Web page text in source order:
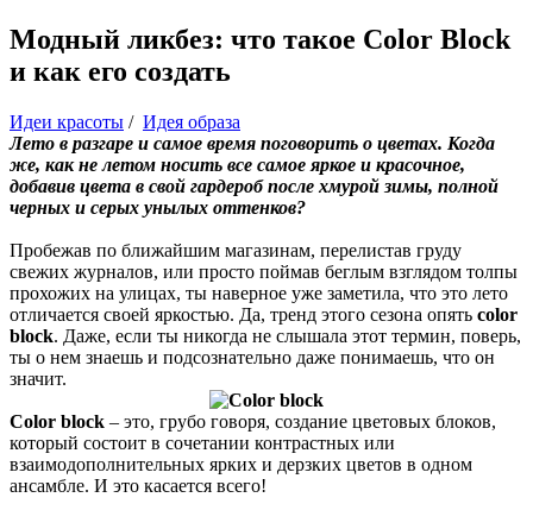
Модный ликбез: что такое Color Block
и как его создать
Идеи красоты / Идея образа
Лето в разгаре и самое время поговорить о цветах. Когда
же, как не летом носить все самое яркое и красочное,
добавив цвета в свой гардероб после хмурой зимы, полной
черных и серых унылых оттенков?
Пробежав по ближайшим магазинам, перелистав груду
свежих журналов, или просто поймав беглым взглядом толпы
прохожих на улицах, ты наверное уже заметила, что это лето
отличается своей яркостью. Да, тренд этого сезона опять color
block. Даже, если ты никогда не слышала этот термин, поверь,
ты о нем знаешь и подсознательно даже понимаешь, что он
значит.
Color block – это, грубо говоря, создание цветовых блоков,
который состоит в сочетании контрастных или
взаимодополнительных ярких и дерзких цветов в одном
ансамбле. И это касается всего!